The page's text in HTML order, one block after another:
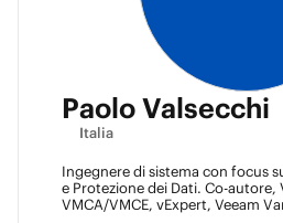
Paolo Valsecchi
Italia
Ingegnere di sistema con focus
e Protezione dei Dati. Co-autore,
VMCA/VMCE, vExpert, Veeam